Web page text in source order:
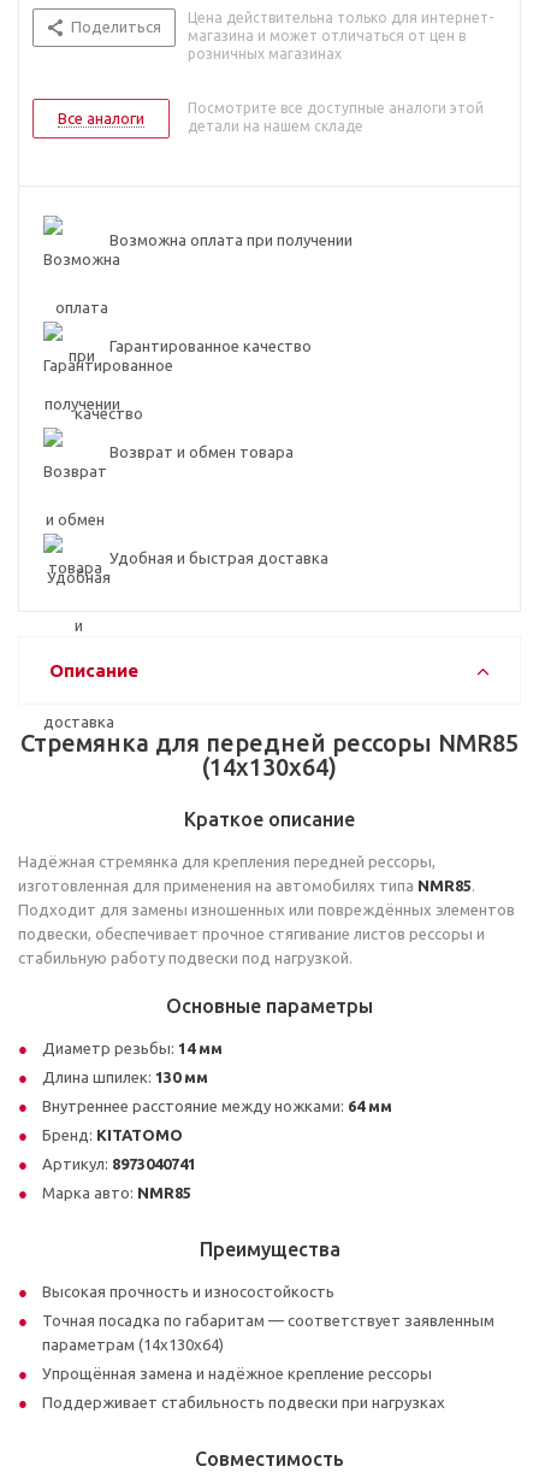
Поделиться
Цена действительна только для интернет-
магазина и может отличаться от цен в
розничных магазинах
Все аналоги
Посмотрите все доступные аналоги этой
детали на нашем складе
Возможна оплата при получении
Гарантированное качество
Возврат и обмен товара
Удобная и быстрая доставка
Описание
Стремянка для передней рессоры NMR85
(14х130х64)
Краткое описание
Надёжная стремянка для крепления передней рессоры,
изготовленная для применения на автомобилях типа NMR85.
Подходит для замены изношенных или повреждённых элементов
подвески, обеспечивает прочное стягивание листов рессоры и
стабильную работу подвески под нагрузкой.
Основные параметры
Диаметр резьбы: 14 мм
Длина шпилек: 130 мм
Внутреннее расстояние между ножками: 64 мм
Бренд: KITATOMO
Артикул: 8973040741
Марка авто: NMR85
Преимущества
Высокая прочность и износостойкость
Точная посадка по габаритам — соответствует заявленным
параметрам (14х130х64)
Упрощённая замена и надёжное крепление рессоры
Поддерживает стабильность подвески при нагрузках
Совместимость